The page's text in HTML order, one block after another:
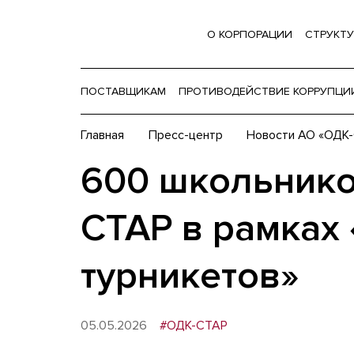
О КОРПОРАЦИИ
ПОСТАВЩИКАМ ПРОТИВОДЕЙСТВИЕ
Главная Пресс-центр Новости АО
600
СТАР в рамках
турникетов»
05.05.2026 #ОДК-СТАР